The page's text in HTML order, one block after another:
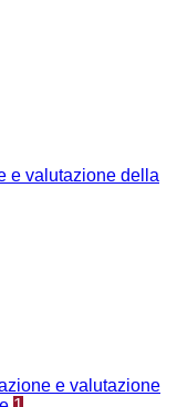
e valutazione della
e valutazione